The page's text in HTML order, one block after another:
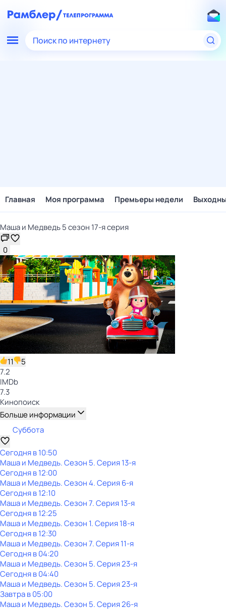
Поиск по интернету
Главная Моя программа Премьеры недели
Маша и Медведь 5 сезон 17-я серия
0
11
5
7.2
IMDb
7.3
Кинопоиск
Больше информации
Суббота
Сегодня в 10:50
Маша и Медведь. Сезон 5. Серия 13-я
Сегодня в 12:00
Маша и Медведь. Сезон 4. Серия 6-я
Сегодня в 12:10
Маша и Медведь. Сезон 7. Серия 13-я
Сегодня в 12:25
Маша и Медведь. Сезон 1. Серия 18-я
Сегодня в 12:30
Маша и Медведь. Сезон 7. Серия 11-я
Сегодня в 04:20
Маша и Медведь. Сезон 5. Серия 23-я
Сегодня в 04:40
Маша и Медведь. Сезон 5. Серия 23-я
Завтра в 05:00
Маша и Медведь. Сезон 5. Серия 26-я